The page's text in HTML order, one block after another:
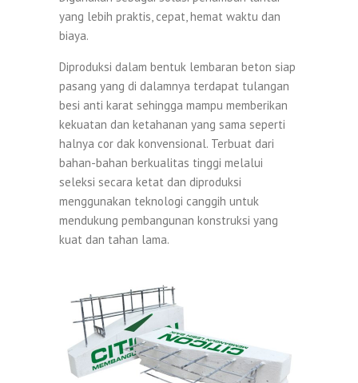
yang lebih praktis, cepat, hemat waktu dan
biaya.
Diproduksi dalam bentuk lembaran beton siap
pasang yang di dalamnya terdapat tulangan
besi anti karat sehingga mampu memberikan
kekuatan dan ketahanan yang sama seperti
halnya cor dak konvensional. Terbuat dari
bahan-bahan berkualitas tinggi melalui
seleksi secara ketat dan diproduksi
menggunakan teknologi canggih untuk
mendukung pembangunan konstruksi yang
kuat dan tahan lama.